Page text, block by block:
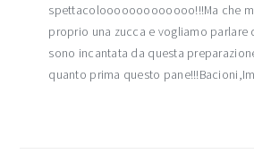
spettacolooooooooooooo!!!Ma che
proprio una zucca e vogliamo parlare
sono incantata da questa
quanto prima questo